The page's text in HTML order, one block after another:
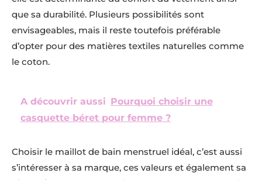
que sa durabilité. Plusieurs possibilités sont
envisageables, mais il reste toutefois préférable
d’opter pour des matières textiles naturelles comme
le coton.
A découvrir aussi Pourquoi choisir une
casquette béret pour femme ?
Choisir le maillot de bain menstruel idéal, c’est aussi
s’intéresser à sa marque, ces valeurs et également sa